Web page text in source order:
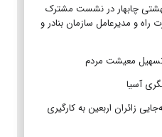
چابهار در نشست مشترک
و مدیرعامل سازمان بنادر و
تسهیل معیشت مردم
زائران اربعین به‌ کارگیری